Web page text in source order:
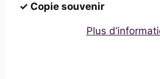
✓ Copie souvenir
Plus